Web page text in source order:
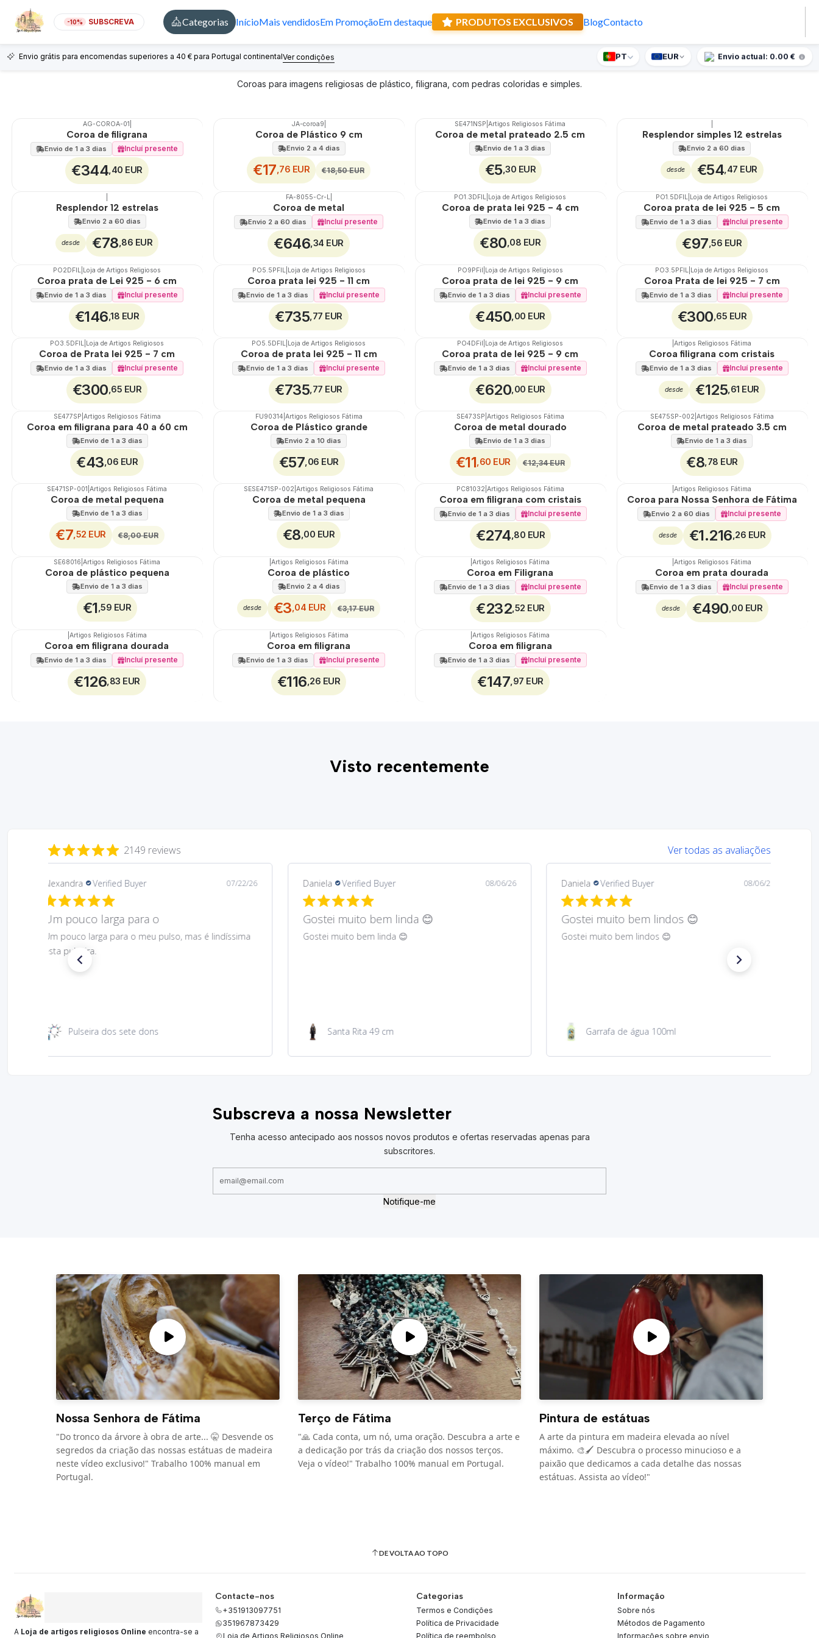
-10% SUBSCREVA Categorias InícioMais vendidosEm PromoçãoEm destaque PRODUTOS EXCLUSIVOS BlogContacto
Envio grátis para encomendas superiores a 40 € para Portugal continentalVer condições Recebe presente supresa para encomendas superiores a 90€
PT EUR Envio actual: 0.00 €
Coroas para imagens religiosas de plástico, filigrana, com pedras coloridas e simples.
Filtros
AG-COROA-01
Coroa de filigrana
Envio de 1 a 3 dias Incluí presente
€344 ,40 EUR
DESCONTO
JA-coroa9
Coroa de Plástico 9 cm
Envio 2 a 4 dias
€17 ,76 EUR €18,50 EUR
🇵🇹
SE471NSP |Artigos Religiosos Fátima
Coroa de metal prateado 2.5 cm
Envio de 1 a 3 dias
€5 ,30 EUR
Resplendor simples 12 estrelas
Envio 2 a 60 dias
desde €54 ,47 EUR
Resplendor 12 estrelas
Envio 2 a 60 dias
desde €78 ,86 EUR
FA-8055-Cr-L|
Coroa de metal
Envio 2 a 60 dias Incluí presente
€646 ,34 EUR
PO1.3DFIL Loja de Artigos Religiosos
Coroa de prata lei 925 - 4 cm
Envio de 1 a 3 dias
€80 ,08 EUR
PO1.5DFIL Loja de Artigos Religiosos
Coroa prata de lei 925 - 5 cm
Envio de 1 a 3 dias Incluí presente
€97 ,56 EUR
PO2DFIL Loja de Artigos Religiosos
Coroa prata de Lei 925 - 6 cm
Envio de 1 a 3 dias Incluí presente
€146 ,18 EUR
PO5.5PFIL| Loja de Artigos Religiosos
Coroa prata lei 925 - 11 cm
Envio de 1 a 3 dias Incluí presente
€735 ,77 EUR
PO9PFil Loja de Artigos Religiosos
Coroa prata de lei 925 - 9 cm
Envio de 1 a 3 dias Incluí presente
€450 ,00 EUR
PO3.5PFIL Loja de Artigos Religiosos
Coroa Prata de lei 925 - 7 cm
Envio de 1 a 3 dias Incluí presente
€300 ,65 EUR
PO3.5DFIL Loja de Artigos Religiosos
Coroa de Prata lei 925 - 7 cm
Envio de 1 a 3 dias Incluí presente
€300 ,65 EUR
PO5.5DFIL Loja de Artigos Religiosos
Coroa de prata lei 925 - 11 cm
Envio de 1 a 3 dias Incluí presente
€735 ,77 EUR
PO4DFil Loja de Artigos Religiosos
Coroa prata de lei 925 - 9 cm
Envio de 1 a 3 dias Incluí presente
€620 ,00 EUR
|Artigos Religiosos Fátima
Coroa filigrana com cristais
Envio de 1 a 3 dias Incluí presente
desde €125 ,61 EUR
🇵🇹
SE477SP Artigos Religiosos Fátima
Coroa em filigrana para 40 a 60 cm
Envio de 1 a 3 dias
€43 ,06 EUR
FU90314 Artigos Religiosos Fátima
Coroa de Plástico grande
Envio 2 a 10 dias
€57 ,06 EUR
DESCONTO
SE473SP Artigos Religiosos Fátima
Coroa de metal dourado
Envio de 1 a 3 dias
€11 ,60 EUR €12,34 EUR
🇵🇹
SE475SP-002 Artigos Religiosos Fátima
Coroa de metal prateado 3.5 cm
Envio de 1 a 3 dias
€8 ,78 EUR
DESCONTO
SE471SP-001 |Artigos Religiosos Fátima
Coroa de metal pequena
Envio de 1 a 3 dias
€7 ,52 EUR €8,00 EUR
SESE471SP-002 Artigos Religiosos Fátima
Coroa de metal pequena
Envio de 1 a 3 dias
€8 ,00 EUR
PC81032 Artigos Religiosos Fátima
Coroa em filigrana com cristais
Envio de 1 a 3 dias Incluí presente
€274 ,80 EUR
🇵🇹
TOP
|Artigos Religiosos Fátima
Coroa para Nossa Senhora de Fátima
Envio 2 a 60 dias Incluí presente
desde €1.216 ,26 EUR
SE68016 |Artigos Religiosos Fátima
Coroa de plástico pequena
Envio de 1 a 3 dias
€1 ,59 EUR
Artigos Religiosos Fátima
Coroa de plástico
Envio 2 a 4 dias
desde €3 ,04 EUR €3,17 EUR
|Artigos Religiosos Fátima
Coroa em Filigrana
Envio de 1 a 3 dias Incluí presente
€232 ,52 EUR
|Artigos Religiosos Fátima
Coroa em prata dourada
Envio de 1 a 3 dias Incluí presente
desde €490 ,00 EUR
Artigos Religiosos Fátima
Coroa em filigrana dourada
Envio de 1 a 3 dias Incluí presente
€126 ,83 EUR
Artigos Religiosos Fátima
Coroa em filigrana
Envio de 1 a 3 dias Incluí presente
€116 ,26 EUR
|Artigos Religiosos Fátima
Coroa em filigrana
Envio de 1 a 3 dias Incluí presente
€147 ,97 EUR
Visto recentemente
2149 reviews Ver todas as avaliações
Daniela Verified Buyer 08/06/26
Gostei muito bem linda 😊
Gostei muito bem linda 😊
Santa Rita 49 cm
Daniela Verified Buyer 08/06/26
Gostei muito bem lindos 😊
Gostei muito bem lindos 😊
Garrafa de água 100ml
Mary Verified Buyer 08/05/26
Hard to find Saint
Absolutely wonderful!
São Jacinto 23 cm
Subscreva a nossa Newsletter
Tenha acesso antecipado aos nossos novos produtos e ofertas reservadas apenas para
subscritores.
Notifique-me
Nossa Senhora de Fátima
"Do tronco da árvore à obra de arte... 🤫 Desvende os
segredos da criação das nossas estátuas de madeira
neste vídeo exclusivo!" Trabalho 100% manual em
Portugal.
Terço de Fátima
"🙏 Cada conta, um nó, uma oração. Descubra a arte e
a dedicação por trás da criação dos nossos terços.
Veja o vídeo!" Trabalho 100% manual em Portugal.
Pintura de estátuas
A arte da pintura em madeira elevada ao nível
máximo. 🎨🖌️ Descubra o processo minucioso e a
paixão que dedicamos a cada detalhe das nossas
estátuas. Assista ao vídeo!"
DE VOLTA AO TOPO
A Loja de artigos religiosos Online encontra-se a
Contacte-nos
+351913097751
351967873429
Loja de Artigos Religiosos Online
Categorias
Termos e Condições
Política de Privacidade
Política de reembolso
Informação
Sobre nós
Métodos de Pagamento
Informações sobre envio